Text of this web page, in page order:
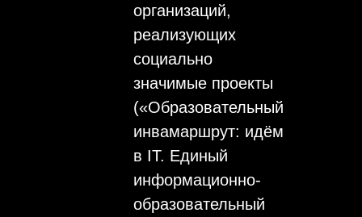
организаций,
реализующих
социально
значимые проекты
(«Образовательный
инвамаршрут: идём
в IT. Единый
информационно-
образовательный